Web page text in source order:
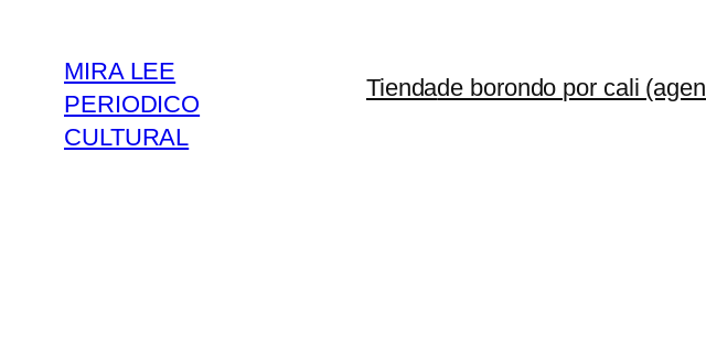
contenido
MIRA LEE
PERIODICO
CULTURAL
Tiendade borondo por cali